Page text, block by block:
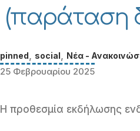
(παράταση
pinned, social, Νέα -
25 Φεβρουαρίου 2025
H προθεσμία εκδήλωσης